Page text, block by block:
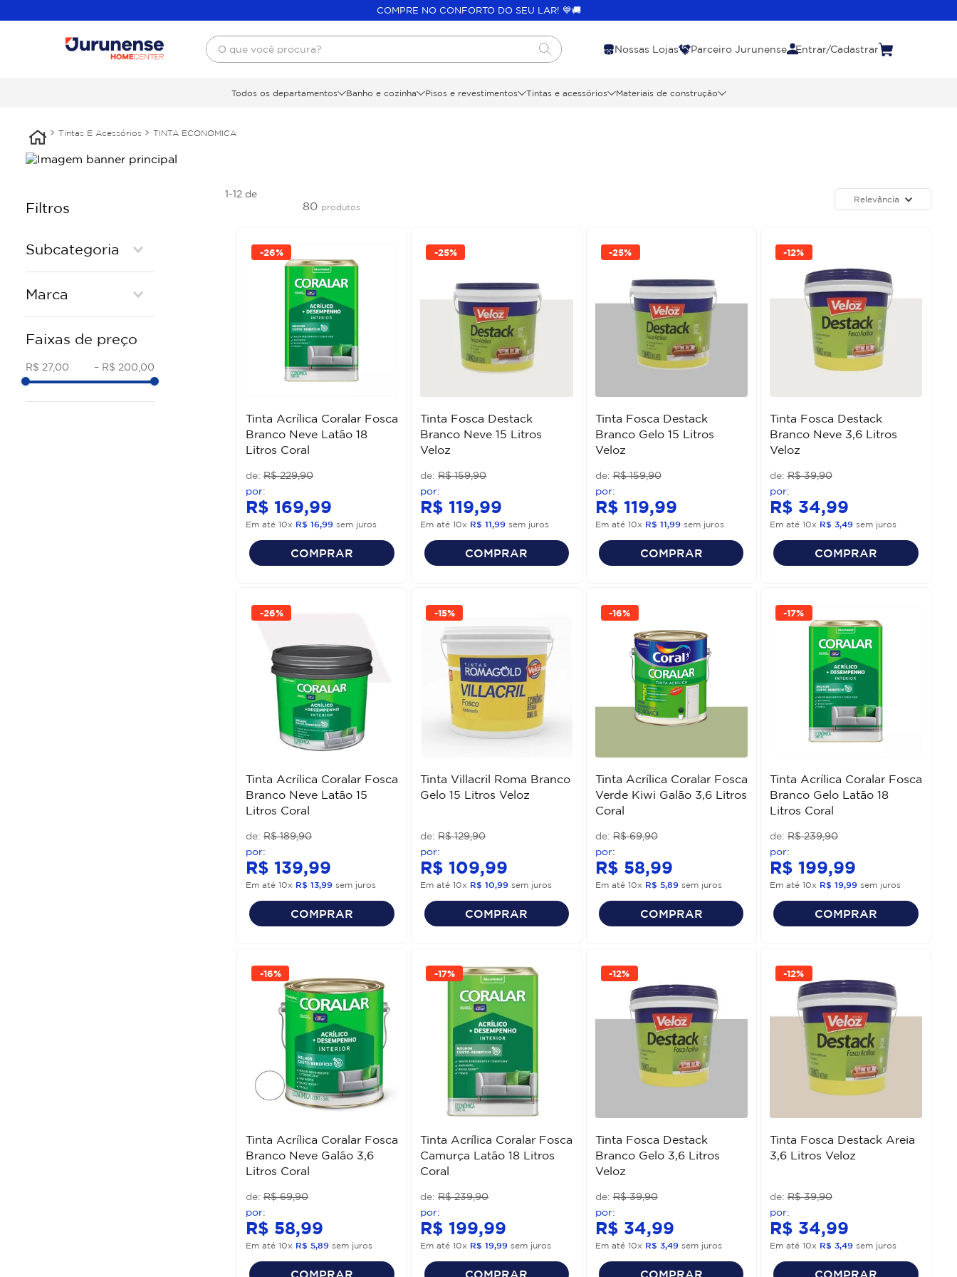
COMPRE NO CONFORTO DO SEU LAR! 💙🚚
O que você procura?
Nossas Lojas Parceiro Jurunense Entrar/Cadastrar
Todos os departamentos Banho e cozinha Pisos e revestimentos Tintas e acessórios Materiais de construção
Tintas E Acessórios TINTA ECONOMICA
Filtros
Subcategoria
Marca
CORAL
VELOZ ROMA
Faixas de preço
R$ 27,00 – R$ 200,00
1-12 de
80 produtos
Relevância
-26%
Tinta Acrílica Coralar Fosca
Branco Neve Latão 18
Litros Coral
R$ 229,90
R$ 169,99
Em até 10x R$ 16,99 sem juros
COMPRAR
-25%
Tinta Fosca Destack
Branco Neve 15 Litros
Veloz
R$ 159,90
R$ 119,99
Em até10x R$ 11,99 sem juros
COMPRAR
-25%
Tinta Fosca Destack
Branco Gelo 15 Litros
Veloz
R$ 159,90
R$ 119,99
Em até 10x R$ 11,99sem juros
COMPRAR
-12%
Tinta Fosca Destack
Branco Neve 3,6 Litros
Veloz
R$ 39,90
R$ 34,99
Em até 10x R$ 3,49sem juros
COMPRAR
-26%
Tinta Acrílica Coralar Fosca
Branco Neve Latão 15
Litros Coral
R$ 189,90
R$ 139,99
Em até 10x R$ 13,99 sem juros
COMPRAR
-15%
Tinta Villacril Roma Branco
Gelo 15 Litros Veloz
R$ 129,90
R$ 109,99
Em até10x R$ 10,99 sem juros
COMPRAR
-16%
Tinta Acrílica Coralar Fosca
Verde Kiwi Galão 3,6 Litros
Coral
R$ 69,90
R$ 58,99
Em até 10x R$ 5,89sem juros
COMPRAR
-17%
Tinta Acrílica Coralar Fosca
Branco Gelo Latão 18
Litros Coral
R$ 239,90
R$ 199,99
Em até 10x R$ 19,99sem juros
COMPRAR
-16%
Tinta Acrílica Coralar Fosca
Branco Neve Galão 3,6
Litros Coral
R$ 69,90
R$ 58,99
Em até 10x R$ 5,89 sem juros
COMPRAR
-17%
Tinta Acrílica Coralar Fosca
Camurça Latão 18 Litros
Coral
R$ 239,90
R$ 199,99
Em até10x R$ 19,99 sem juros
COMPRAR
-12%
Tinta Fosca Destack
Branco Gelo 3,6 Litros
Veloz
R$ 39,90
R$ 34,99
Em até 10x R$ 3,49sem juros
COMPRAR
-12%
Tinta Fosca Destack Areia
3,6 Litros Veloz
R$ 39,90
R$ 34,99
Em até 10x R$ 3,49sem juros
COMPRAR